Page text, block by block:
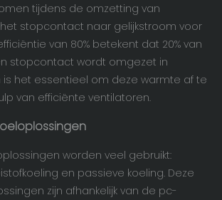
tijdens de omzetting van
stopcontact naar gelijkstroom voor
van 80% betekent dat 20% van
stopcontact wordt omgezet in
is het essentieel om deze warmte af te
van efficiënte ventilatoren.
worden veel gebruikt:
en passieve koeling. Deze
zijn afhankelijk van de pc-